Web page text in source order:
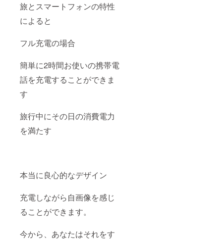
旅とスマートフォンの特性
によると
フル充電の場合
簡単に2時間お使いの携帯電
話を充電することができま
す
旅行中にその日の消費電力
を満たす
本当に良心的なデザイン
充電しながら自画像を感じ
ることができます。
今から、あなたはそれをす